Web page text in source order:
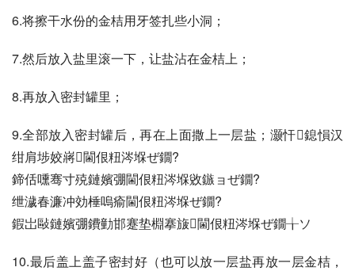
6.将擦干水份的金桔用牙签扎些小洞；
7.然后放入盐里滚一下，让盐沾在金桔上；
8.再放入密封罐里；
9.全部放入密封罐后，再在上面撒上一层盐；灏忓鎴愪汉
绀肩埗姣嶈閫佷粈涔堢ぜ鐗?
鍗佸嚑骞寸殑鏈嬪弸閫佷粈涔堢敓鏃ョぜ鐗?
绁濊春濂冲効棰嗚瘉閫佷粈涔堢ぜ鐗?
鍜岀敺鏈嬪弸鐨勭邯蹇垫棩搴旇閫佷粈涔堢ぜ鐗╁ソ
10.最后盖上盖子密封好（也可以放一层盐再放一层金桔，